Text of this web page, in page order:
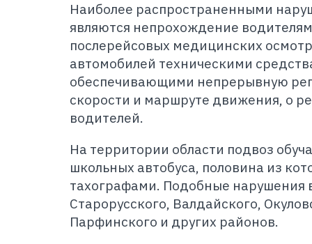
Наиболее распространенными
являются непрохождение
послерейсовых медицинских
автомобилей техническими
обеспечивающими непрерывную
скорости и маршруте движения, о
водителей.
На территории области подвоз
школьных автобуса, половина из
тахографами. Подобные нарушения
Старорусского, Валдайского,
Парфинского и других районов.